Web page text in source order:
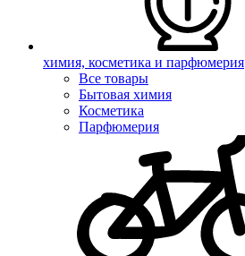
химия, косметика и парфюмерия
Все товары
Бытовая химия
Косметика
Парфюмерия